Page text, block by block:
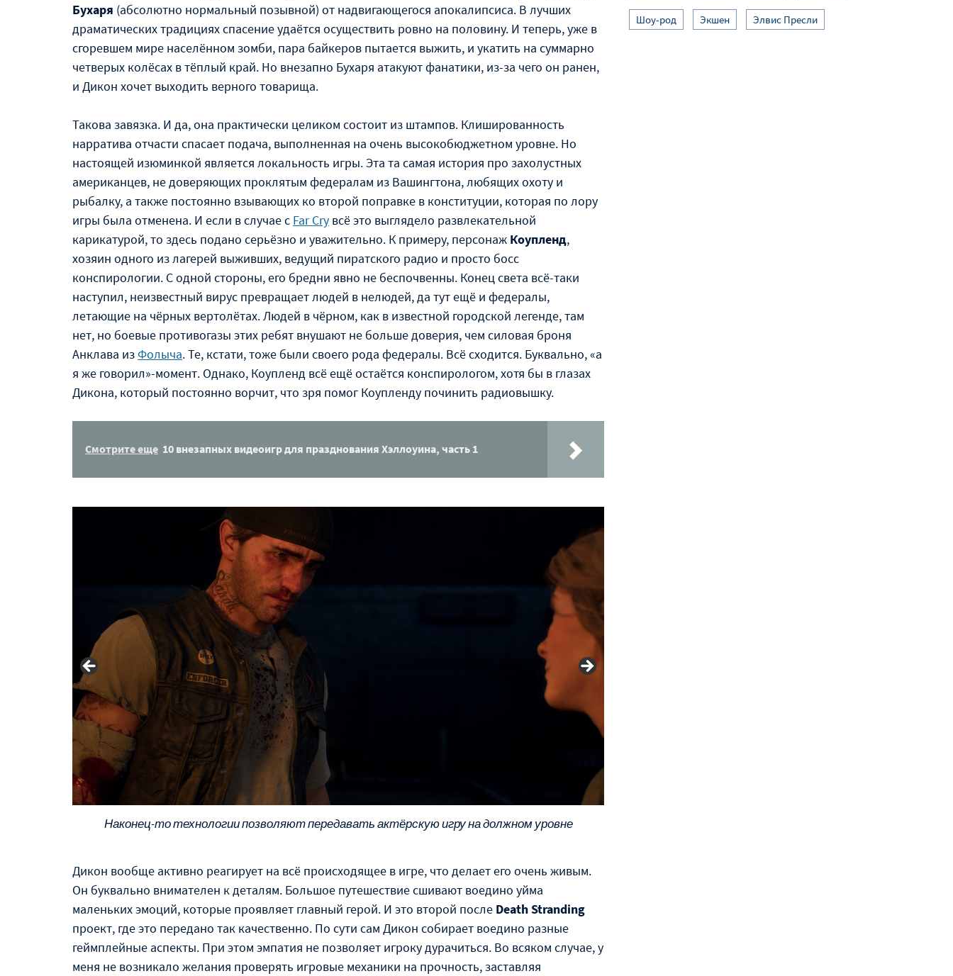
Бухаря (абсолютно нормальный позывной) от надвигающегося апокалипсиса. В лучших
драматических традициях спасение удаётся осуществить ровно на половину. И теперь, уже в
сгоревшем мире населённом зомби, пара байкеров пытается выжить, и укатить на суммарно
четверых колёсах в тёплый край. Но внезапно Бухаря атакуют фанатики, из-за чего он ранен,
и Дикон хочет выходить верного товарища.
Такова завязка. И да, она практически целиком состоит из штампов. Клишированность
нарратива отчасти спасает подача, выполненная на очень высокобюджетном уровне. Но
настоящей изюминкой является локальность игры. Эта та самая история про захолустных
американцев, не доверяющих проклятым федералам из Вашингтона, любящих охоту и
рыбалку, а также постоянно взывающих ко второй поправке в конституции, которая по лору
игры была отменена. И если в случае с Far Cry всё это выглядело развлекательной
карикатурой, то здесь подано серьёзно и уважительно. К примеру, персонаж Коупленд,
хозяин одного из лагерей выживших, ведущий пиратского радио и просто босс
конспирологии. С одной стороны, его бредни явно не беспочвенны. Конец света всё-таки
наступил, неизвестный вирус превращает людей в нелюдей, да тут ещё и федералы,
летающие на чёрных вертолётах. Людей в чёрном, как в известной городской легенде, там
нет, но боевые противогазы этих ребят внушают не больше доверия, чем силовая броня
Анклава изФолыча. Те, кстати, тоже были своего рода федералы. Всё сходится. Буквально, «а
я же говорил»-момент. Однако, Коупленд всё ещё остаётся конспирологом, хотя бы в глазах
Дикона, который постоянно ворчит, что зря помог Коупленду починить радиовышку.
Смотрите еще 10 внезапных видеоигр для празднования Хэллоуина, часть 1
Наконец-то технологии позволяют передавать актёрскую игру на должном уровне
Дикон вообще активно реагирует на всё происходящее в игре, что делает его очень живым.
Он буквально внимателен к деталям. Большое путешествие сшивают воедино уйма
маленьких эмоций, которые проявляет главный герой. И это второй после Death Stranding
проект, где это передано так качественно. По сути сам Дикон собирает воедино разные
геймплейные аспекты. При этом эмпатия не позволяет игроку дурачиться. Во всяком случае, у
меня не возникало желания проверять игровые механики на прочность, заставляя
Шоу-род Экшен Элвис Пресли